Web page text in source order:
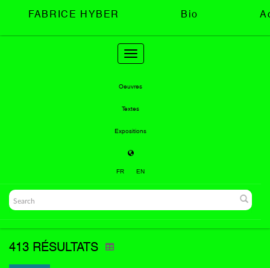
FABRICE HYBER Bio
Toggle
navigation
Oeuvres
Textes
Expositions
FR EN
413 RÉSULTATS